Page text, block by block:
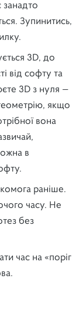
Зупинитись,
3D, до
від софту та
3D з нуля —
якщо
вона
в
раніше.
часу. Не
без
час на «поріг